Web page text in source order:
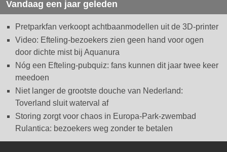
Vandaag een jaar geleden
Pretparkfan verkoopt achtbaanmodellen uit de 3D-printer
Video: Efteling-bezoekers zien geen hand voor ogen
door dichte mist bij Aquanura
Nóg een Efteling-pubquiz: fans kunnen dit jaar twee keer
meedoen
Niet langer de grootste douche van Nederland:
Toverland sluit waterval af
Storing zorgt voor chaos in Europa-Park-zwembad
Rulantica: bezoekers weg zonder te betalen